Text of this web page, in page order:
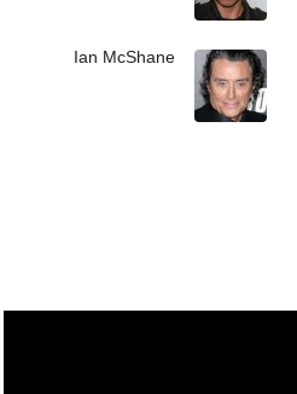
Ian McShane